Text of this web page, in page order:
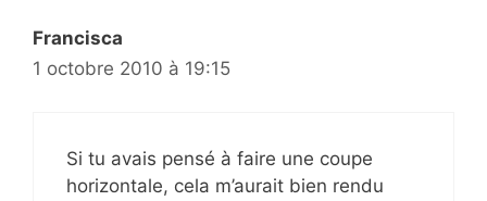
Francisca
1 octobre 2010 à 19:15
Si tu avais pensé à faire une coupe
horizontale, cela m’aurait bien rendu